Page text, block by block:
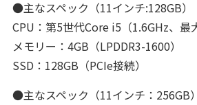
●主なスペック（11インチ:128GB）
CPU：第5世代Core i5（1.6GHz、最
メモリー：4GB（LPDDR3-1600）
SSD：128GB（PCIe接続）
●主なスペック（11インチ：256GB）